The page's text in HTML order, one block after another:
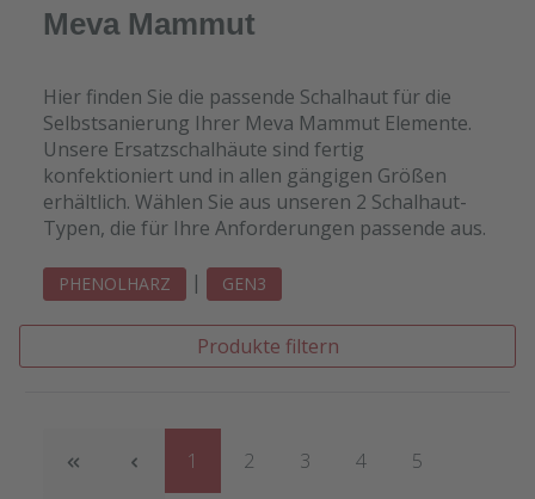
Meva Mammut
Hier finden Sie die passende Schalhaut für die
Selbstsanierung Ihrer Meva Mammut Elemente.
Unsere Ersatzschalhäute sind fertig
konfektioniert und in allen gängigen Größen
erhältlich. Wählen Sie aus unseren 2 Schalhaut-
Typen, die für Ihre Anforderungen passende aus.
PHENOLHARZ | GEN3
Produkte filtern
Seite
1 Seite
2 Seite
3 Seite
4 Seite
5